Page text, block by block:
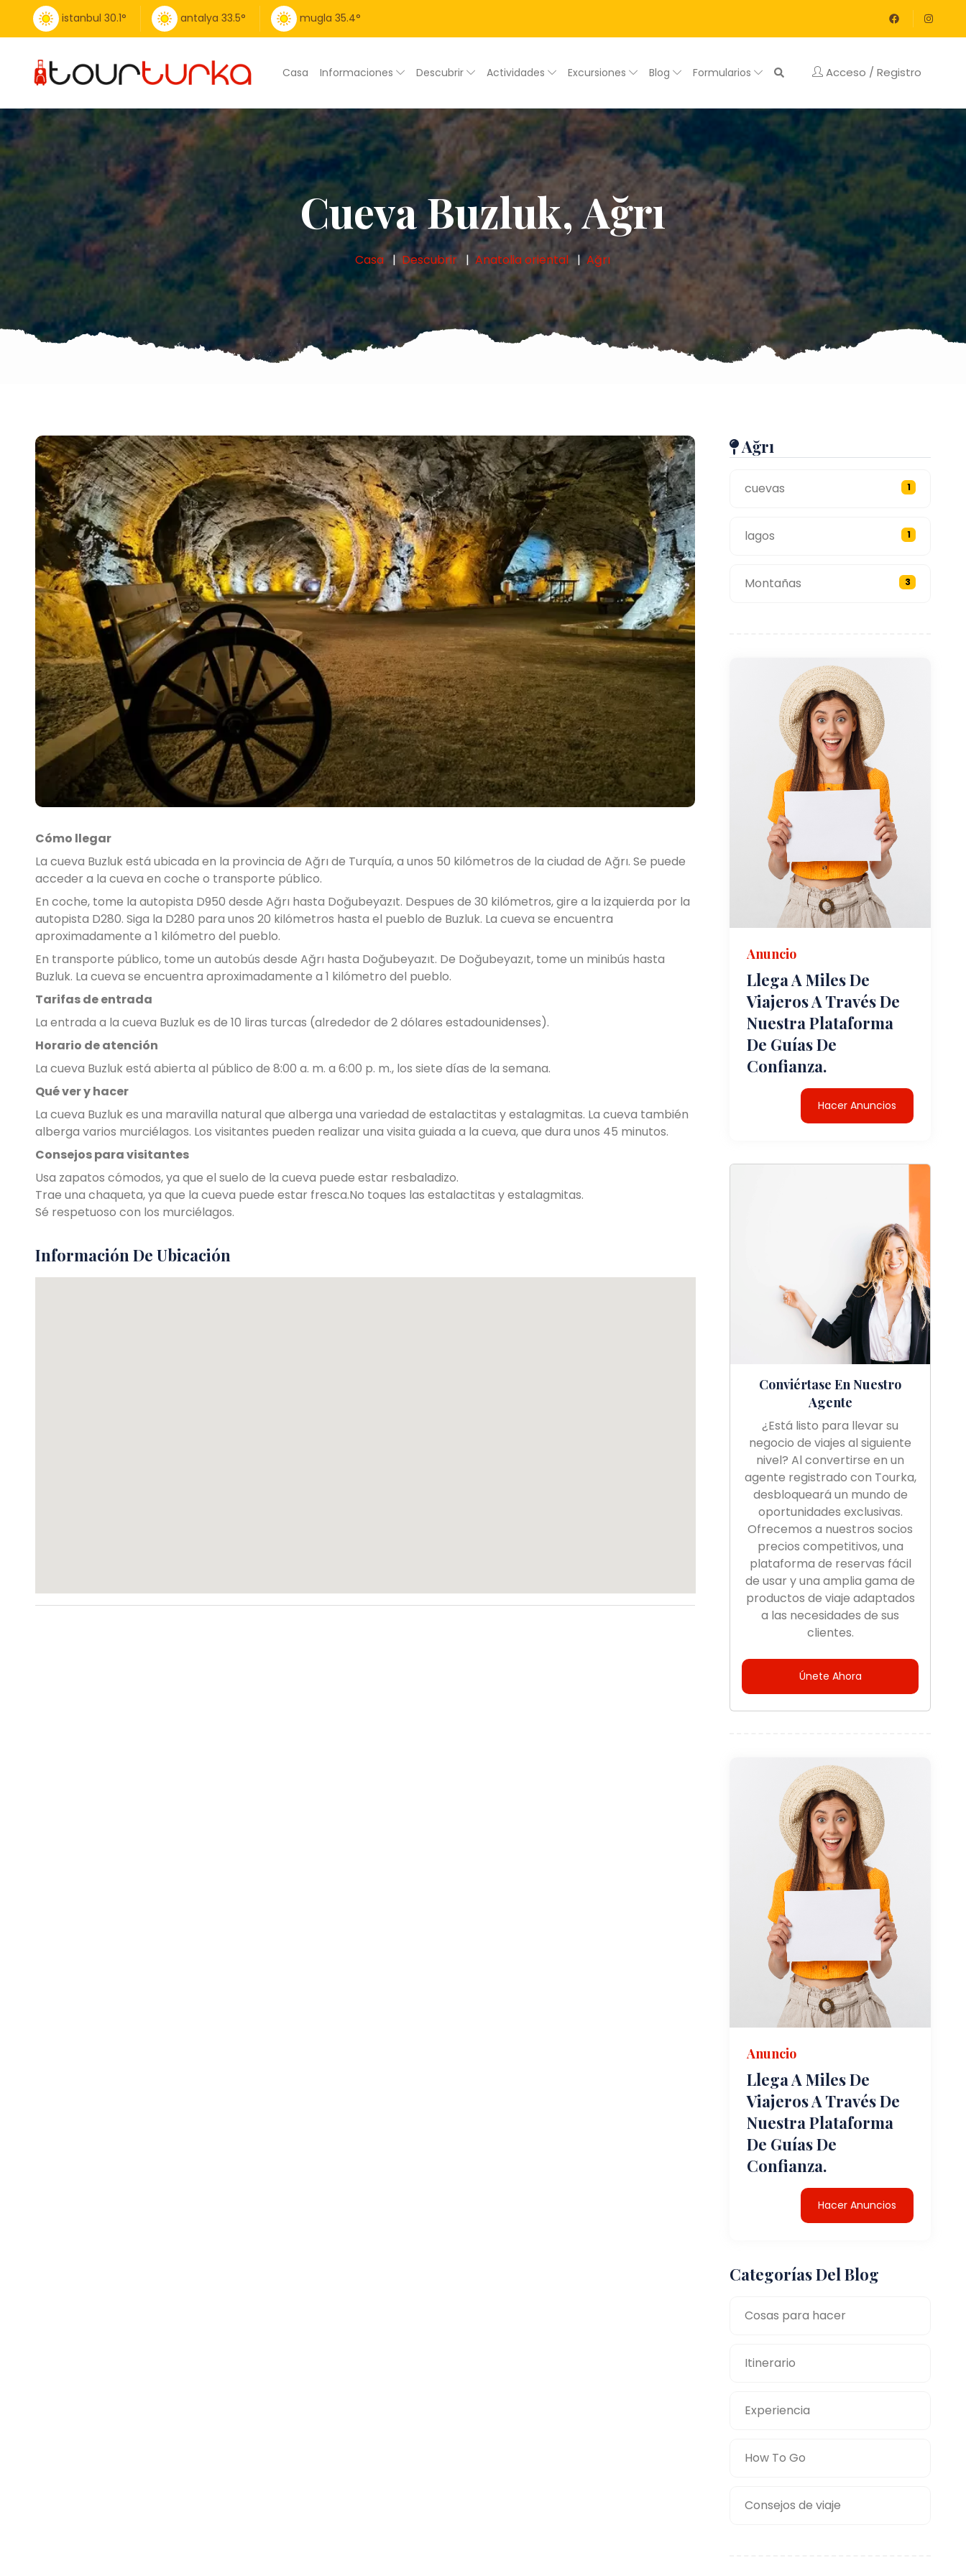
istanbul 30.1° antalya 33.5° mugla 35.4°
Casa Informaciones Descubrir Actividades Excursiones Blog Formularios Acceso / Registro
Cueva Buzluk, Ağrı
Casa Descubrir Anatolia oriental Ağrı
Cómo llegar
La cueva Buzluk está ubicada en la provincia de Ağrı de Turquía, a unos 50 kilómetros de la ciudad de Ağrı. Se puede
acceder a la cueva en coche o transporte público.
En coche, tome la autopista D950 desde Ağrı hasta Doğubeyazıt. Despues de 30 kilómetros, gire a la izquierda por la
autopista D280. Siga la D280 para unos 20 kilómetros hasta el pueblo de Buzluk. La cueva se encuentra
aproximadamente a 1 kilómetro del pueblo.
En transporte público, tome un autobús desde Ağrı hasta Doğubeyazıt. De Doğubeyazıt, tome un minibús hasta
Buzluk. La cueva se encuentra aproximadamente a 1 kilómetro del pueblo.
Tarifas de entrada
La entrada a la cueva Buzluk es de 10 liras turcas (alrededor de 2 dólares estadounidenses).
Horario de atención
La cueva Buzluk está abierta al público de 8:00 a. m. a 6:00 p. m., los siete días de la semana.
Qué ver y hacer
La cueva Buzluk es una maravilla natural que alberga una variedad de estalactitas y estalagmitas. La cueva también
alberga varios murciélagos. Los visitantes pueden realizar una visita guiada a la cueva, que dura unos 45 minutos.
Consejos para visitantes
Usa zapatos cómodos, ya que el suelo de la cueva puede estar resbaladizo.
Trae una chaqueta, ya que la cueva puede estar fresca.No toques las estalactitas y estalagmitas.
Sé respetuoso con los murciélagos.
Información De Ubicación
Ağrı
cuevas 1
lagos 1
Montañas 3
Anuncio
Llega A Miles De
Viajeros A Través De
Nuestra Plataforma
De Guías De
Confianza.
Hacer Anuncios
Conviértase En Nuestro
Agente
¿Está listo para llevar su
negocio de viajes al siguiente
nivel? Al convertirse en un
agente registrado con Tourka,
desbloqueará un mundo de
oportunidades exclusivas.
Ofrecemos a nuestros socios
precios competitivos, una
plataforma de reservas fácil
de usar y una amplia gama de
productos de viaje adaptados
a las necesidades de sus
clientes.
Únete Ahora
Anuncio
Llega A Miles De
Viajeros A Través De
Nuestra Plataforma
De Guías De
Confianza.
Hacer Anuncios
Categorías Del Blog
Cosas para hacer
Itinerario
Experiencia
How To Go
Consejos de viaje